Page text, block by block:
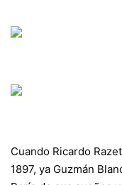
Cuando Ricardo
1897, ya Guzmán